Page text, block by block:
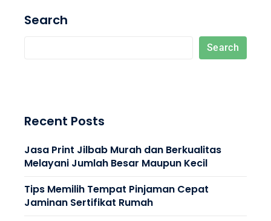
Search
Search
Recent Posts
Jasa Print Jilbab Murah dan Berkualitas
Melayani Jumlah Besar Maupun Kecil
Tips Memilih Tempat Pinjaman Cepat
Jaminan Sertifikat Rumah